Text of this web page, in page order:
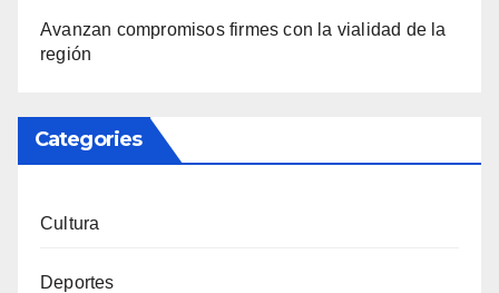
Avanzan compromisos firmes con la vialidad de la
región
Categories
Cultura
Deportes